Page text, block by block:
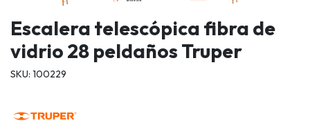
Escalera telescópica fibra de
vidrio 28 peldaños Truper
SKU: 100229